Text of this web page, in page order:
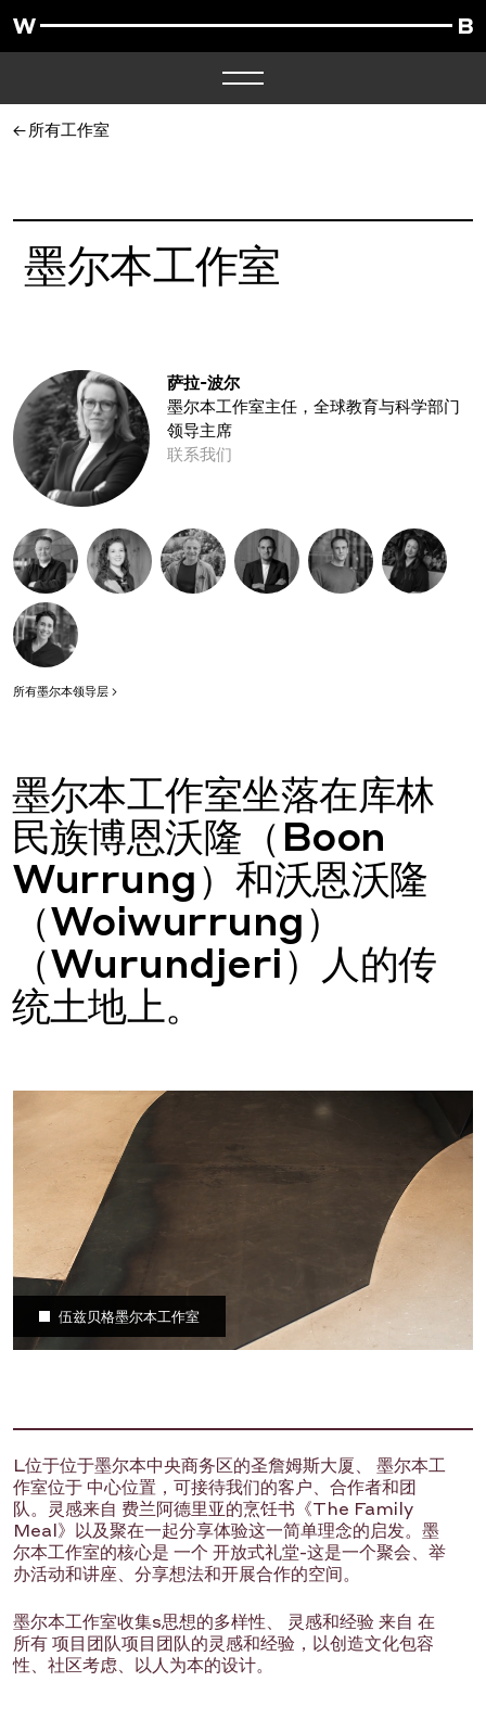
所有工作室
墨尔本工作室
萨拉-波尔
墨尔本工作室主任，全球教育与科学部门
领导主席
联系我们
所有墨尔本领导层
墨尔本工作室坐落在库林
民族博恩沃隆（Boon
Wurrung）和沃恩沃隆
（Woiwurrung）
（Wurundjeri）人的传
统土地上。
伍兹贝格墨尔本工作室
L位于位于墨尔本中央商务区的圣詹姆斯大厦、 墨尔本工
作室位于 中心位置，可接待我们的客户、 合作者和 团
队。
灵感来自 费兰阿德里亚的烹饪书《The Family
Meal》以及聚在一起分享体验这一简单理念的启发。 墨
尔本工作室的核心是 一个 开放式礼堂-这是一个聚会、举
办活动和讲座、分享想法和开展合作的空间。
墨尔本工作室收集s思想的多样性、 灵感和经验 来自 在
所有 项目团队项目团队的灵感和经验，以创造文化包容
性、社区考虑、以人为本的设计。